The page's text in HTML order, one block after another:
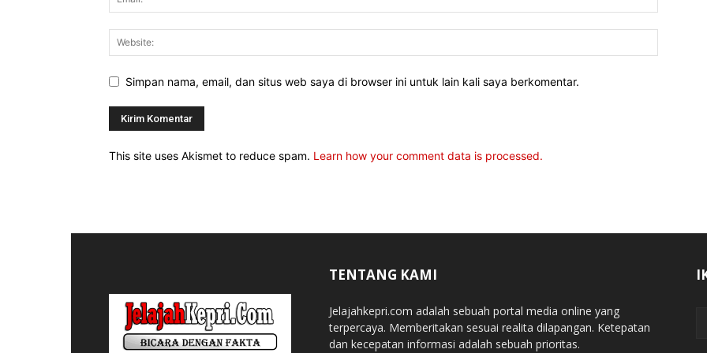
Simpan nama, email, dan situs web saya di browser ini untuk lain kali saya berkomentar.
This site uses Akismet to reduce spam. Learn how your comment data is processed.
TENTANG KAMI
Jelajahkepri.com adalah sebuah portal media online yang
terpercaya. Memberitakan sesuai realita dilapangan. Ketepatan
dan kecepatan informasi adalah sebuah prioritas.